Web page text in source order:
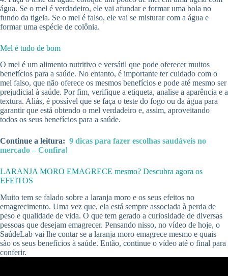
água. Se o mel é verdadeiro, ele vai afundar e formar uma bola no
fundo da tigela. Se o mel é falso, ele vai se misturar com a água e
formar uma espécie de colônia.
Mel é tudo de bom
O mel é um alimento nutritivo e versátil que pode oferecer muitos
benefícios para a saúde. No entanto, é importante ter cuidado com o
mel falso, que não oferece os mesmos benefícios e pode até mesmo ser
prejudicial à saúde. Por fim, verifique a etiqueta, analise a aparência e a
textura. Aliás, é possível que se faça o teste do fogo ou da água para
garantir que está obtendo o mel verdadeiro e, assim, aproveitando
todos os seus benefícios para a saúde.
Continue a leitura: 9 dicas para fazer escolhas saudáveis no
mercado – Confira!
LARANJA MORO EMAGRECE mesmo? Descubra agora os
EFEITOS
Muito tem se falado sobre a laranja moro e os seus efeitos no
emagrecimento. Uma vez que, ela está sempre associada à perda de
peso e qualidade de vida. O que tem gerado a curiosidade de diversas
pessoas que desejam emagrecer. Pensando nisso, no vídeo de hoje, o
SaúdeLab vai lhe contar se a laranja moro emagrece mesmo e quais
são os seus benefícios à saúde. Então, continue o vídeo até o final para
conferir.